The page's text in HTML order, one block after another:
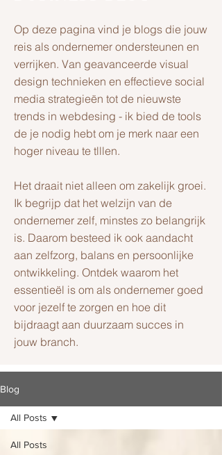
Op deze pagina vind je blogs die jouw
reis als ondernemer ondersteunen en
verrijken. Van geavanceerde visual
design technieken en effectieve social
media strategieën tot de nieuwste
trends in webdesing - ik bied de tools
de je nodig hebt om je merk naar een
hoger niveau te tlllen.
Het draait niet alleen om zakelijk groei.
Ik begrijp dat het welzijn van de
ondernemer zelf, minstes zo belangrijk
is. Daarom besteed ik ook aandacht
aan zelfzorg, balans en persoonlijke
ontwikkeling. Ontdek waarom het
essentieël is om als ondernemer goed
voor jezelf te zorgen en hoe dit
bijdraagt aan duurzaam succes in
jouw branch.
Blog
All Posts
All Posts